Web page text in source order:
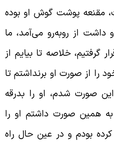
مقنعه پوشت گوش او بوده
از روبه‌رو می‌آمد، ما
خلاصه تا بیایم از
از صورت او برنداشتم تا
صورت شدم، او را بدرقه
صورت داشتم او را
بودم و در عین حال راه